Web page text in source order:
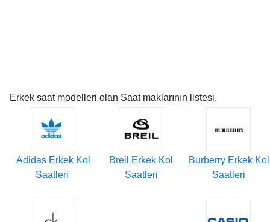
Erkek saat modelleri olan Saat maklarının listesi.
Adidas Erkek Kol
Saatleri
Breil Erkek Kol
Saatleri
Burberry Erkek Kol
Saatleri